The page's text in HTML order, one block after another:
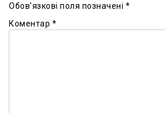
Обов’язкові поля позначені *
Коментар *